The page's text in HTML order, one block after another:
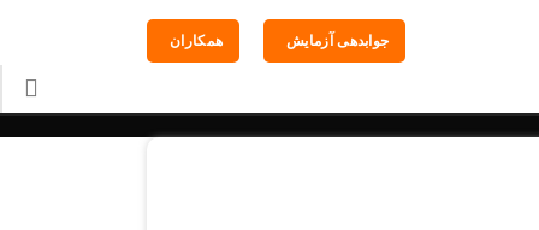
جوابدهی آزمایش همکاران